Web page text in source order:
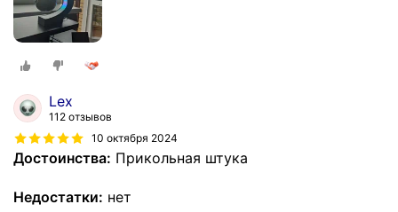
Lex
112 отзывов
10 октября 2024
Достоинства: Прикольная штука
Недостатки: нет